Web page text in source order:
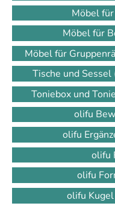
Möbel
Möbel für
Möbel für
Tische und Sessel
Toniebox und
olifu
olifu
olifu
olifu
olifu Kugel